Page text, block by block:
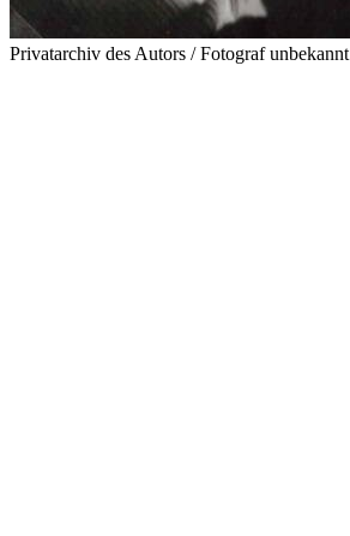
Privatarchiv des Autors / Fotograf unbekannt